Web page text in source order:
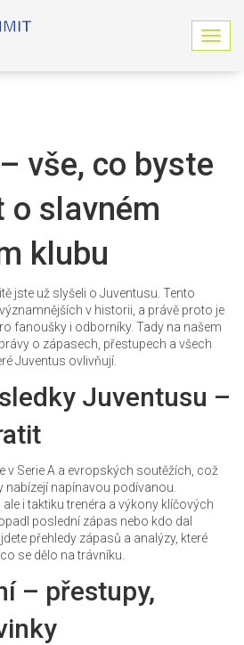
Z
o
t
i
vše, co byste
o slavném
klubu
jste už slyšeli o Juventusu. Tento
v historii, a právě proto je
fanoušky i odborníky. Tady na našem
o zápasech, přestupech a všech
Juventus ovlivňují.
Juventusu –
v Serie A a evropských soutěžích, což
nabízejí napínavou podívanou.
ale i taktiku trenéra a výkony klíčových
poslední zápas nebo kdo dal
přehledy zápasů a analýzy, které
se dělo na trávníku.
– přestupy,